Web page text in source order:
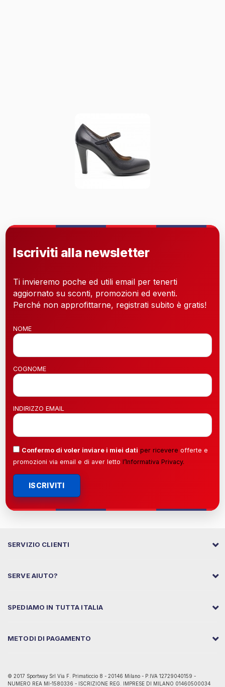
Iscriviti alla newsletter
Ti invieremo poche ed utili email per tenerti
aggiornato su sconti, promozioni ed eventi.
Perché non approfittarne, registrati subito è gratis!
NOME
COGNOME
INDIRIZZO EMAIL
Confermo di voler inviare i miei dati per ricevere offerte e
promozioni via email e di aver letto l’Informativa Privacy.
ISCRIVITI
SERVIZIO CLIENTI
SERVE AIUTO?
SPEDIAMO IN TUTTA ITALIA
METODI DI PAGAMENTO
© 2017 Sportway Srl Via F. Primaticcio 8 - 20146 Milano - P.IVA 12729040159 -
NUMERO REA MI-1580336 - ISCRIZIONE REG. IMPRESE DI MILANO 01460500034